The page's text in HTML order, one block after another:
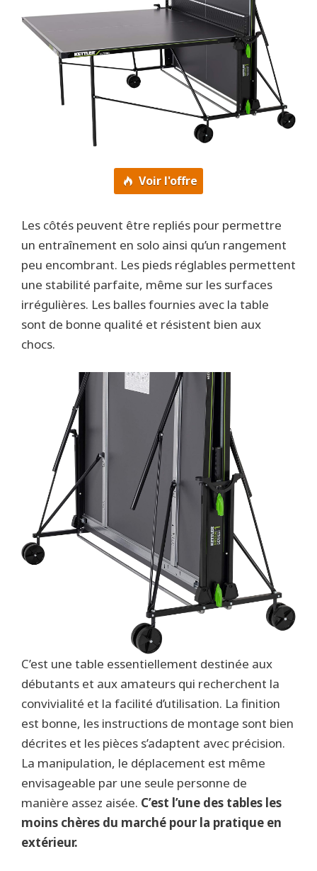
Voir l'offre
Les côtés peuvent être repliés pour permettre
un entraînement en solo ainsi qu’un rangement
peu encombrant. Les pieds réglables permettent
une stabilité parfaite, même sur les surfaces
irrégulières. Les balles fournies avec la table
sont de bonne qualité et résistent bien aux
chocs.
C’est une table essentiellement destinée aux
débutants et aux amateurs qui recherchent la
convivialité et la facilité d’utilisation. La finition
est bonne, les instructions de montage sont bien
décrites et les pièces s’adaptent avec précision.
La manipulation, le déplacement est même
envisageable par une seule personne de
manière assez aisée. C’est l’une des tables les
moins chères du marché pour la pratique en
extérieur.